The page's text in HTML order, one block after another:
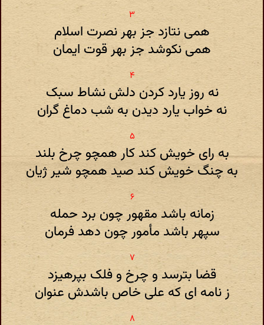
همی نتازد جز بهر نصرت اسلام
همی نکوشد جز بهر قوت ایمان
نه روز یارد کردن دلش نشاط سبک
نه خواب یارد دیدن به شب دماغ گران
به رای خویش کند کار همچو چرخ بلند
به چنگ خویش کند صید همچو شیر ژیان
زمانه باشد مقهور چون برد حمله
سپهر باشد مأمور چون دهد فرمان
قضا بترسد و چرخ و فلک بپرهیزد
ز نامه ای که علی خاص باشدش عنوان